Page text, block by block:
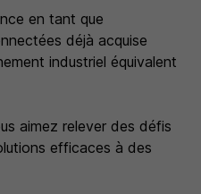
en tant que
déjà acquise
industriel équivalent
aimez relever des défis
efficaces à des